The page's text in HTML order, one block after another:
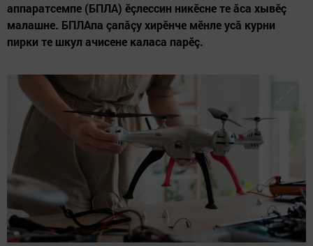
аппаратсемпе (БПЛА) ӗçлессин никӗсне те ăса хывӗç
малашне. БПЛАпа çапăçу хирӗнче мӗнле усă курни
пирки те шкул ачисене каласа парӗç.